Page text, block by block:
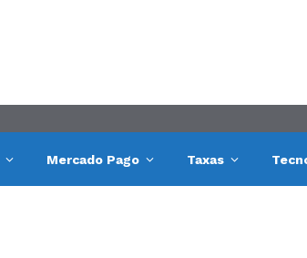
Mercado Pago Taxas